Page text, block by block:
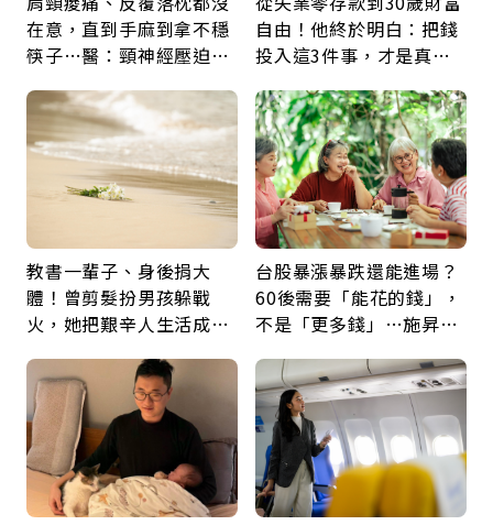
在意，直到手麻到拿不穩
筷子…醫：頸神經壓迫上
鍵
自由！他終於明白：把錢
投入這3件事，才是真正
教書一輩子、身後捐大
體！曾剪髮扮男孩躲戰
火，她把艱辛人生活成風
福
台股暴漲暴跌還能進場？
60後需要「能花的錢」，
不是「更多錢」…施昇
票